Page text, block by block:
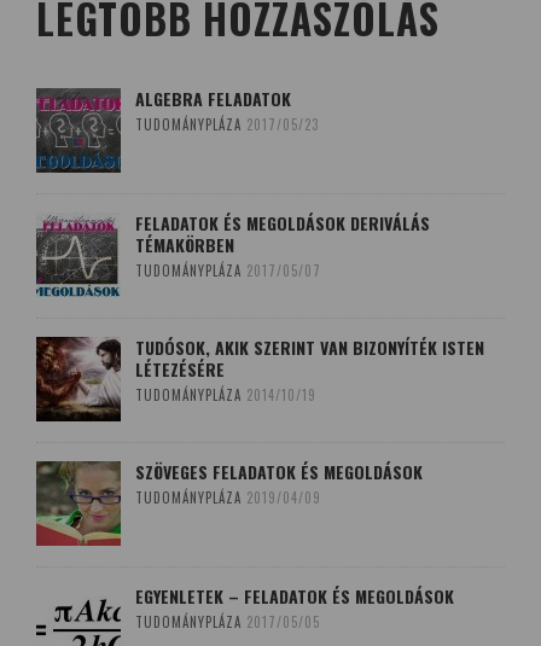
LEGTÖBB HOZZÁSZÓLÁS
ALGEBRA FELADATOK
TUDOMÁNYPLÁZA 2017/05/23
FELADATOK ÉS MEGOLDÁSOK DERIVÁLÁS
TÉMAKÖRBEN
TUDOMÁNYPLÁZA 2017/05/07
TUDÓSOK, AKIK SZERINT VAN BIZONYÍTÉK ISTEN
LÉTEZÉSÉRE
TUDOMÁNYPLÁZA 2014/10/19
SZÖVEGES FELADATOK ÉS MEGOLDÁSOK
TUDOMÁNYPLÁZA 2019/04/09
EGYENLETEK – FELADATOK ÉS MEGOLDÁSOK
TUDOMÁNYPLÁZA 2017/05/05